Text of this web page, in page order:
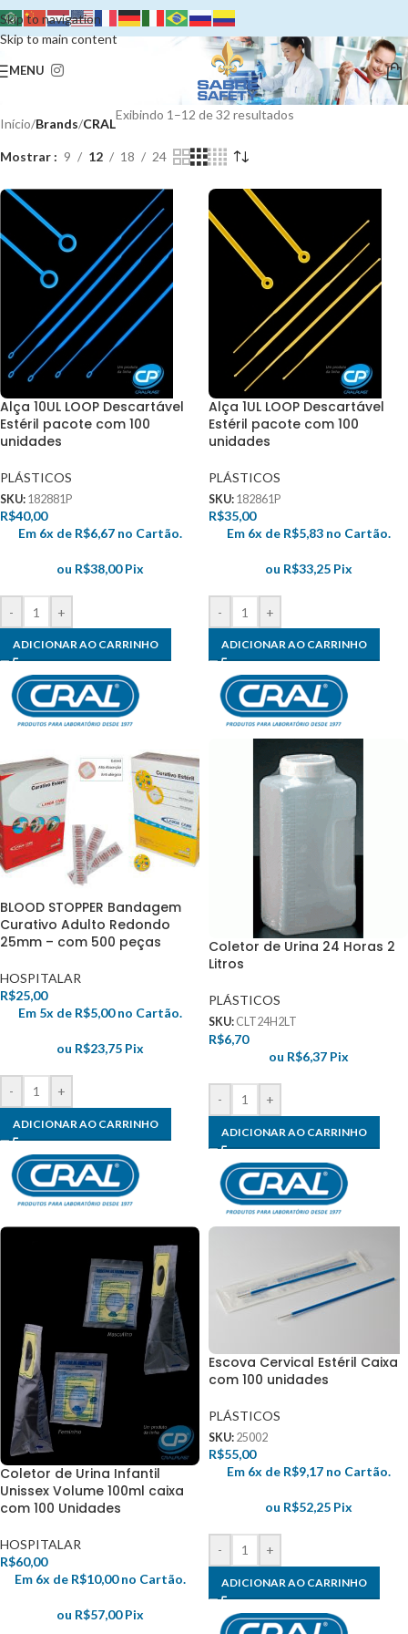
Skip to navigation
Skip to main content
MENU
Início/Brands/CRAL
Exibindo 1–12 de 32 resultados
Mostrar 9 12 18 24
Alça 10UL LOOP Descartável
Estéril pacote com 100
unidades
PLÁSTICOS
SKU: 182881P
R$40,00
Em 6x de R$6,67 no Cartão.
ou R$38,00 Pix
- +
ADICIONAR AO CARRINHO
Alça 1UL LOOP Descartável
Estéril pacote com 100
unidades
PLÁSTICOS
SKU: 182861P
R$35,00
Em 6x de R$5,83 no Cartão.
ou R$33,25 Pix
- +
ADICIONAR AO CARRINHO
BLOOD STOPPER Bandagem
Curativo Adulto Redondo
25mm – com 500 peças
HOSPITALAR
R$25,00
Em 5x de R$5,00 no Cartão.
ou R$23,75 Pix
- +
ADICIONAR AO CARRINHO
Coletor de Urina 24 Horas 2
Litros
PLÁSTICOS
SKU: CLT24H2LT
R$6,70
ou R$6,37 Pix
- +
ADICIONAR AO CARRINHO
Coletor de Urina Infantil
Unissex Volume 100ml caixa
com 100 Unidades
HOSPITALAR
R$60,00
Em 6x de R$10,00 no Cartão.
ou R$57,00 Pix
Escova Cervical Estéril Caixa
com 100 unidades
PLÁSTICOS
SKU: 25002
R$55,00
Em 6x de R$9,17 no Cartão.
ou R$52,25 Pix
- +
ADICIONAR AO CARRINHO